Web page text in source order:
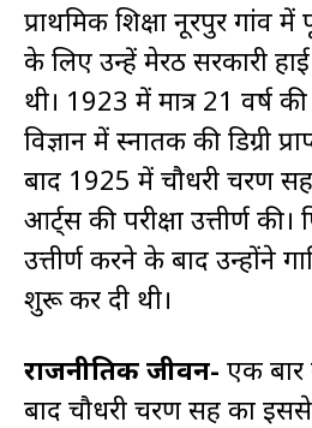
प्राथमिक शिक्षा नूरपुर गांव
के लिए उन्हें मेरठ सरकारी
थी। 1923 में मात्र 21 वर्ष
विज्ञान में स्नातक की डिग्री
बाद 1925 में चौधरी चरण
आर्ट्स की परीक्षा उत्तीर्ण
उत्तीर्ण करने के बाद उन्होंने
शुरू कर दी थी।
राजनीतिक जीवन- एक
बाद चौधरी चरण सिंह का